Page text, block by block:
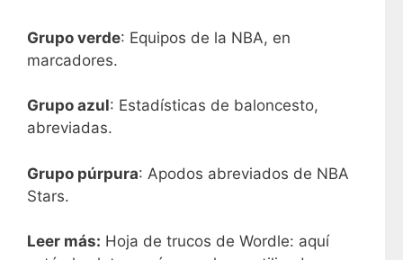
Grupo verde: Equipos de la NBA, en
marcadores.
Grupo azul: Estadísticas de baloncesto,
abreviadas.
Grupo púrpura: Apodos abreviados de NBA
Stars.
Leer más: Hoja de trucos de Wordle: aquí